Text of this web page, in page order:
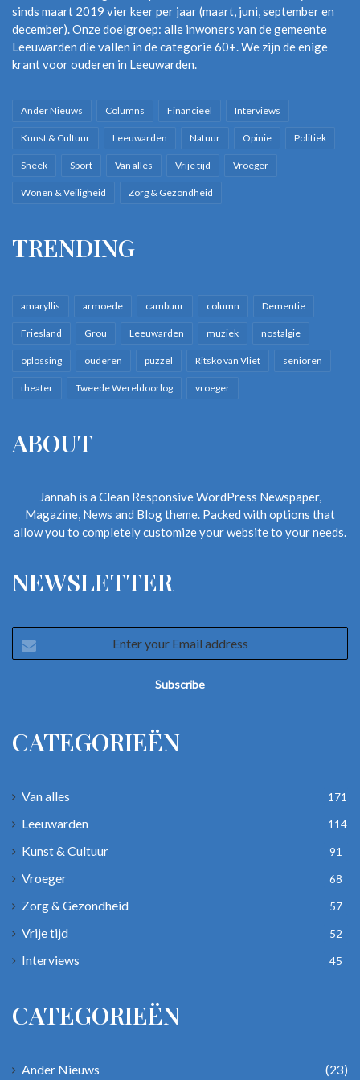
verdwenen is het nostalgische gevoel nog niet. Onlangs
bestelde ik iets voor een oudere mevrouw bij Goldner en
sindsdien valt elke twee weken een papieren catalogus op de
is. ■
Postorderbedrijf
sinds maart 2019 vier keer per jaar (maart, juni, september en
december). Onze doelgroep: alle inwoners van de gemeente
Leeuwarden die vallen in de categorie 60+. We zijn de enige
krant voor ouderen in Leeuwarden.
Ander Nieuws Columns Financieel Interviews
Kunst & Cultuur Leeuwarden Natuur Opinie Politiek
Sneek Sport Van alles Vrije tijd Vroeger
Wonen & Veiligheid Zorg & Gezondheid
TRENDING
amaryllis armoede cambuur column Dementie
Friesland Grou Leeuwarden muziek nostalgie
oplossing ouderen puzzel Ritsko van Vliet senioren
theater Tweede Wereldoorlog vroeger
ABOUT
Jannah is a Clean Responsive WordPress Newspaper,
Magazine, News and Blog theme. Packed with options that
allow you to completely customize your website to your needs.
NEWSLETTER
your
CATEGORIEËN
Van alles 171
Leeuwarden 114
Kunst & Cultuur 91
Vroeger 68
Zorg & Gezondheid 57
Vrije tijd 52
Interviews 45
CATEGORIEËN
Ander Nieuws (23)